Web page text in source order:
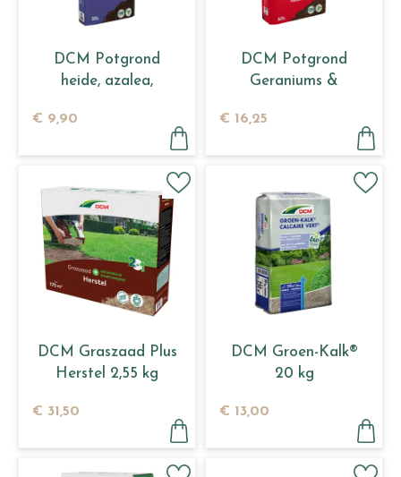
DCM Potgrond
heide, azalea,
zuurminnende p…
€ 9,90
DCM Potgrond
Geraniums &
€ 16,25
DCM Graszaad Plus
Herstel 2,55 kg
€ 31,50
DCM Groen-Kalk®
20 kg
€ 13,00